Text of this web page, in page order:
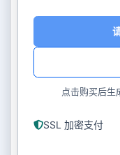
点击购买后生
SSL 加密支付